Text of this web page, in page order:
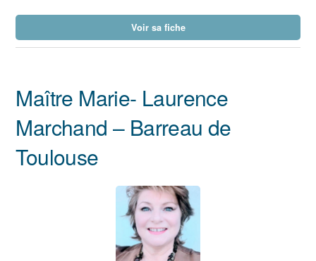
Voir sa fiche
Maître Marie- Laurence
Marchand – Barreau de
Toulouse